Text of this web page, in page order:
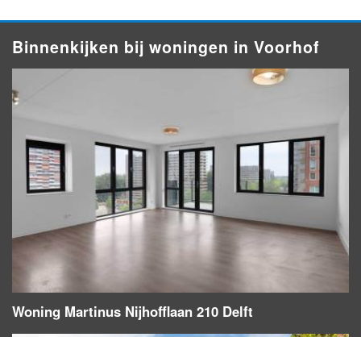
Binnenkijken bij woningen in Voorhof
Woning Martinus Nijhofflaan 210 Delft